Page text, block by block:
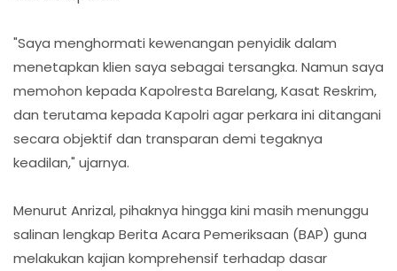
"Saya menghormati kewenangan penyidik dalam
menetapkan klien saya sebagai tersangka. Namun saya
memohon kepada Kapolresta Barelang, Kasat Reskrim,
dan terutama kepada Kapolri agar perkara ini ditangani
secara objektif dan transparan demi tegaknya
keadilan," ujarnya.
Menurut Anrizal, pihaknya hingga kini masih menunggu
salinan lengkap Berita Acara Pemeriksaan (BAP) guna
melakukan kajian komprehensif terhadap dasar